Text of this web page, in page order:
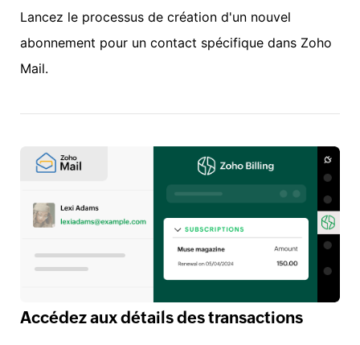
Lancez le processus de création d'un nouvel
abonnement pour un contact spécifique dans Zoho
Mail.
Accédez aux détails des transactions